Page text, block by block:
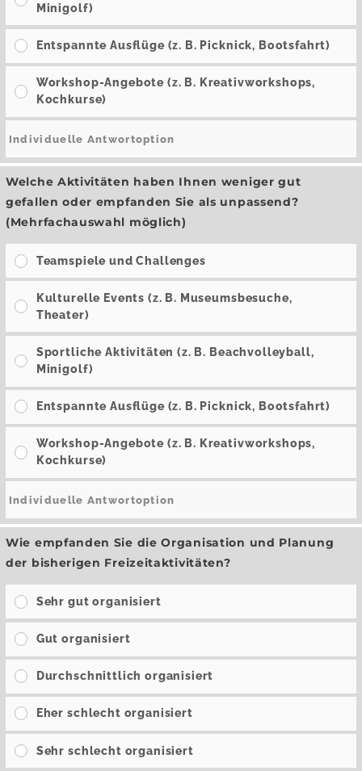
Minigolf)
Entspannte Ausflüge (z. B. Picknick, Bootsfahrt)
Workshop-Angebote (z. B. Kreativworkshops,
Kochkurse)
Welche Aktivitäten haben Ihnen weniger gut
gefallen oder empfanden Sie als unpassend?
(Mehrfachauswahl möglich)
Teamspiele und Challenges
Kulturelle Events (z. B. Museumsbesuche,
Theater)
Sportliche Aktivitäten (z. B. Beachvolleyball,
Minigolf)
Entspannte Ausflüge (z. B. Picknick, Bootsfahrt)
Workshop-Angebote (z. B. Kreativworkshops,
Kochkurse)
Wie empfanden Sie die Organisation und Planung
der bisherigen Freizeitaktivitäten?
Sehr gut organisiert
Gut organisiert
Durchschnittlich organisiert
Eher schlecht organisiert
Sehr schlecht organisiert